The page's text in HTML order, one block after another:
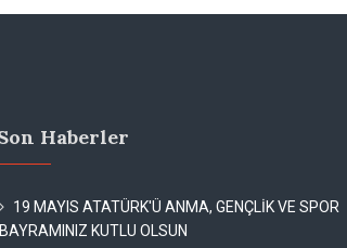
Haberler
19 MAYIS ATATÜRK'Ü ANMA, GENÇLİK VE SPOR
BAYRAMINIZ KUTLU OLSUN